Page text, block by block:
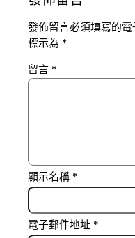
發佈留言必須填寫的電
標示為 *
留言 *
顯示名稱 *
電子郵件地址 *